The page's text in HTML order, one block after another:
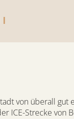
von überall gut
ICE-Strecke von